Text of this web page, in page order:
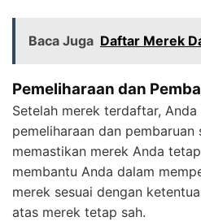
Baca Juga Daftar Merek
Pemeliharaan dan
Setelah merek terdaftar,
pemeliharaan dan
memastikan merek Anda
membantu Anda dalam
merek sesuai dengan
atas merek tetap sah.